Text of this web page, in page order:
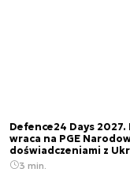
Defence24 Days
wraca na PGE
doświadczeniami z
3 min.